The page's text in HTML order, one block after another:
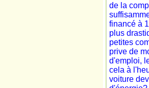
de la
financé à
plus
petites
prive de
d'emploi,
cela à
voiture